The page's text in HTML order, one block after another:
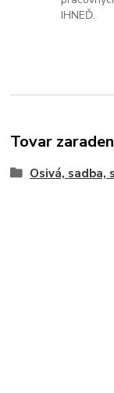
IHNEĎ.
Tovar
Osivá, sadba,